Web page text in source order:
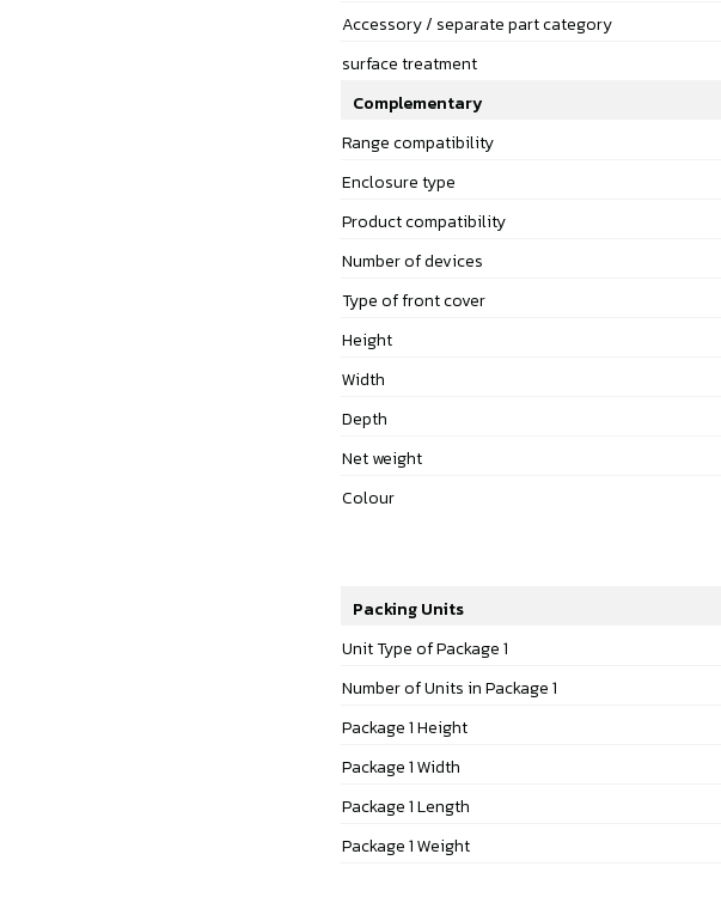
Accessory / separate part category
surface treatment
Complementary
Range compatibility
Enclosure type
Product compatibility
Number of devices
Type of front cover
Height
Width
Depth
Net weight
Colour
Packing Units
Unit Type of Package 1
Number of Units in Package 1
Package 1 Height
Package 1 Width
Package 1 Length
Package 1 Weight